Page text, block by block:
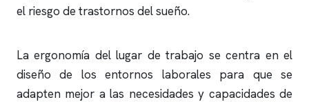
el riesgo de trastornos del sueño.
La ergonomía del lugar de trabajo se centra en el
diseño de los entornos laborales para que se
adapten mejor a las necesidades y capacidades de